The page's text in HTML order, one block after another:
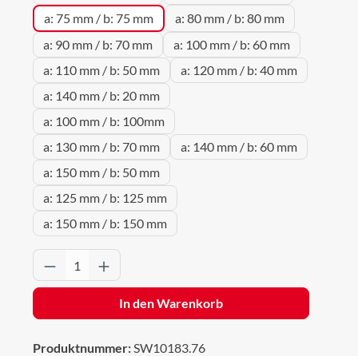
a: 75 mm / b: 75 mm
a: 80 mm / b: 80 mm
a: 90 mm / b: 70 mm
a: 100 mm / b: 60 mm
a: 110 mm / b: 50 mm
a: 120 mm / b: 40 mm
a: 140 mm / b: 20 mm
a: 100 mm / b: 100mm
a: 130 mm / b: 70 mm
a: 140 mm / b: 60 mm
a: 150 mm / b: 50 mm
a: 125 mm / b: 125 mm
a: 150 mm / b: 150 mm
Produkt Anzahl: Gib den gewünschten
In den Warenkorb
Produktnummer:SW10183.76